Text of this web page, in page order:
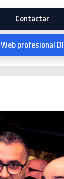
Contactar
Web profesional DJ